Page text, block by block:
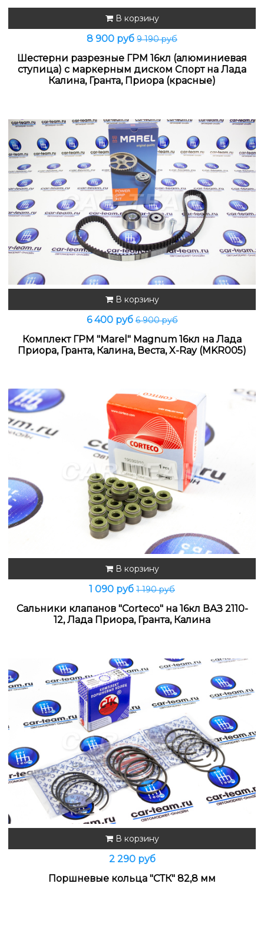
В корзину
8 900 руб 9 190 руб
Шестерни разрезные ГРМ 16кл (алюминиевая
ступица) с маркерным диском Спорт на Лада
Калина, Гранта, Приора (красные)
В корзину
6 400 руб6 900 руб
Комплект ГРМ "Marel" Magnum 16кл на Лада
Приора, Гранта, Калина, Веста, X-Ray (MKR005)
В корзину
1 090 руб 1 190 руб
Сальники клапанов "Corteco" на 16кл ВАЗ 2110-
12, Лада Приора, Гранта, Калина
В корзину
2 290 руб
Поршневые кольца "СТК" 82,8 мм